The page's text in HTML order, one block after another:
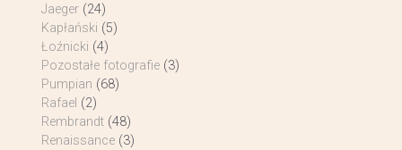
Jaeger (24)
Kapłański (5)
Łoźnicki (4)
Pozostałe fotografie (3)
Pumpian (68)
Rafael (2)
Rembrandt (48)
Renaissance (3)